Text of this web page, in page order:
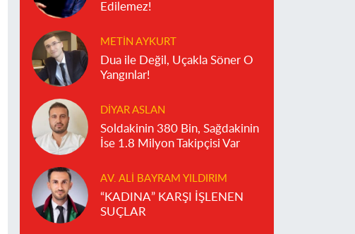
Edilemez!
METIN AYKURT
Dua ile Değil, Uçakla Söner O
Yangınlar!
DIYAR ASLAN
Soldakinin 380 Bin, Sağdakinin
İse 1.8 Milyon Takipçisi Var
AV. ALI BAYRAM YILDIRIM
“KADINA” KARŞI İŞLENEN
SUÇLAR